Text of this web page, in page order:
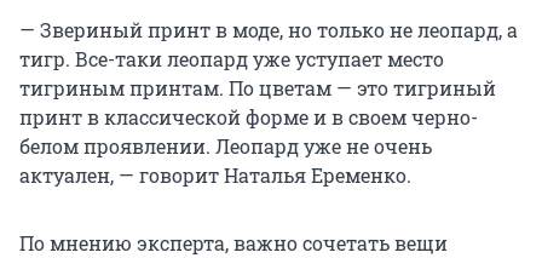
— Звериный принт в моде, но только не леопард, а
тигр. Все-таки леопард уже уступает место
тигриным принтам. По цветам — это тигриный
принт в классической форме и в своем черно-
белом проявлении. Леопард уже не очень
актуален, — говорит Наталья Еременко.
По мнению эксперта, важно сочетать вещи